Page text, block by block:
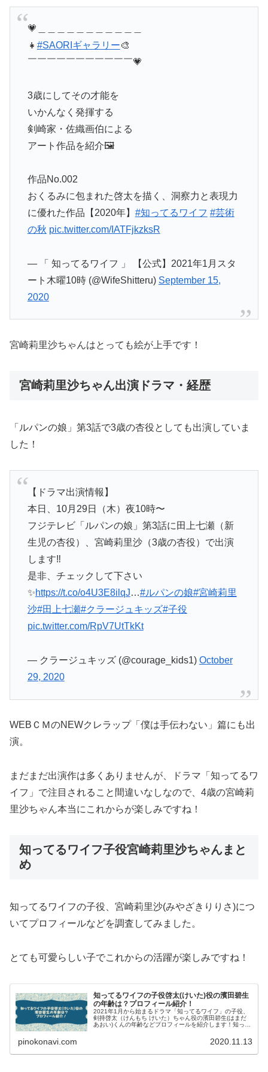
💗＿＿＿＿＿＿＿＿＿＿＿
👧 #SAORIギャラリー🎨
￣￣￣￣￣￣￣￣￣￣￣💗
3歳にしてその才能を
いかんなく発揮する
剣崎家・佐織画伯による
アート作品を紹介🖼️
作品No.002
おくるみに包まれた啓太を描く、洞察力と表現力
に優れた作品【2020年】 #知ってるワイフ #芸術
の秋 pic.twitter.com/IATFjkzksR
— 「 知ってるワイフ 」 【公式】2021年1月スタ
ート木曜10時 (@WifeShitteru) September 15,
2020
宮崎莉里沙ちゃんはとっても絵が上手です！
宮崎莉里沙ちゃん出演ドラマ・経歴
「ルパンの娘」第3話で3歳の杏役としても出演していま
した！
【ドラマ出演情報】
本日、10月29日（木）夜10時〜
フジテレビ「ルパンの娘」第3話に田上七瀬（新
生児の杏役）、宮崎莉里沙（3歳の杏役）で出演
します‼️
是非、チェックして下さい
✨https://t.co/o4U3E8ilqJ…#ルパンの娘#宮崎莉里
沙#田上七瀬#クラージュキッズ#子役
pic.twitter.com/RpV7UtTkKt
— クラージュキッズ (@courage_kids1) October
29, 2020
WEBＣＭのNEWクレラップ「僕は手伝わない」篇にも出
演。
まだまだ出演作は多くありませんが、ドラマ「知ってるワ
イフ」で注目されること間違いなしなので、4歳の宮崎莉
里沙ちゃん本当にこれからが楽しみですね！
知ってるワイフ子役宮崎莉里沙ちゃんまと
め
知ってるワイフの子役、宮崎莉里沙(みやざきりりさ)につ
いてプロフィールなどを調査してみました。
とても可愛らしい子でこれからの活躍が楽しみですね！
知ってるワイフの子役啓太(けいた)役の濱田碧生
の年齢は？プロフィール紹介！
2021年1月から始まるドラマ「知ってるワイフ」の子役、
剣持啓太（けんもち けいた）ちゃん役の濱田碧生(はまだ
あおい)くんの年齢などプロフィールを紹介します！知って
pinokonavi.com 2020.11.13